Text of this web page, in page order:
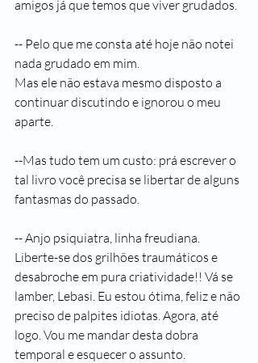
amigos já que temos que viver grudados.
-- Pelo que me consta até hoje não notei
nada grudado em mim.
Mas ele não estava mesmo disposto a
continuar discutindo e ignorou o meu
aparte.
--Mas tudo tem um custo: prá escrever o
tal livro você precisa se libertar de alguns
fantasmas do passado.
-- Anjo psiquiatra, linha freudiana.
Liberte-se dos grilhões traumáticos e
desabroche em pura criatividade!! Vá se
lamber, Lebasi. Eu estou ótima, feliz e não
preciso de palpites idiotas. Agora, até
logo. Vou me mandar desta dobra
temporal e esquecer o assunto.